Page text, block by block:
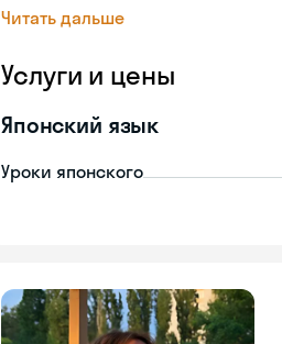
Читать дальше
Услуги и цены
Японский язык
Уроки японского